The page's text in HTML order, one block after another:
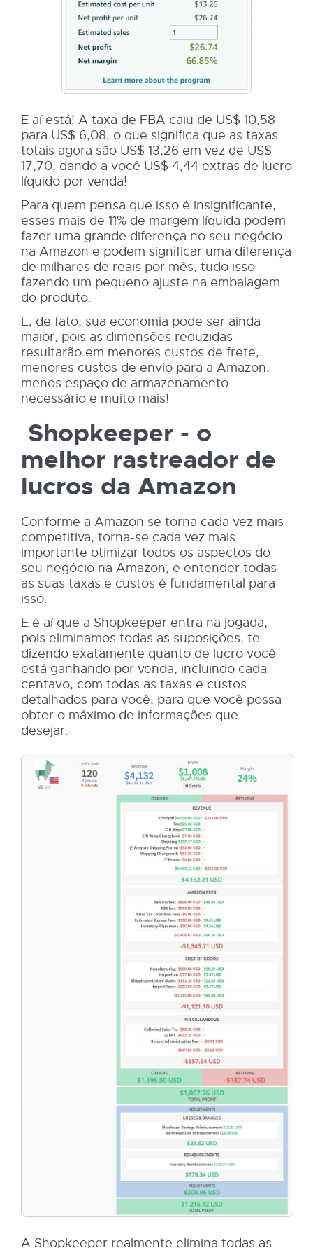
E aí está! A taxa de FBA caiu de US$ 10,58
para US$ 6,08, o que significa que as taxas
totais agora são US$ 13,26 em vez de US$
17,70, dando a você US$ 4,44 extras de lucro
líquido por venda!
Para quem pensa que isso é insignificante,
esses mais de 11% de margem líquida podem
fazer uma grande diferença no seu negócio
na Amazon e podem significar uma diferença
de milhares de reais por mês, tudo isso
fazendo um pequeno ajuste na embalagem
do produto.
E, de fato, sua economia pode ser ainda
maior, pois as dimensões reduzidas
resultarão em menores custos de frete,
menores custos de envio para a Amazon,
menos espaço de armazenamento
necessário e muito mais!
Shopkeeper - o
melhor rastreador de
lucros da Amazon
Conforme a Amazon se torna cada vez mais
competitiva, torna-se cada vez mais
importante otimizar todos os aspectos do
seu negócio na Amazon, e entender todas
as suas taxas e custos é fundamental para
isso.
E é aí que a Shopkeeper entra na jogada,
pois eliminamos todas as suposições, te
dizendo exatamente quanto de lucro você
está ganhando por venda, incluindo cada
centavo, com todas as taxas e custos
detalhados para você, para que você possa
obter o máximo de informações que
desejar.
A Shopkeeper realmente elimina todas as